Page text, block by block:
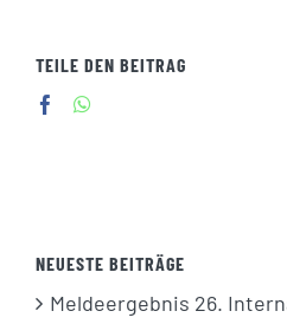
TEILE DEN BEITRAG
NEUESTE BEITRÄGE
Meldeergebnis 26.